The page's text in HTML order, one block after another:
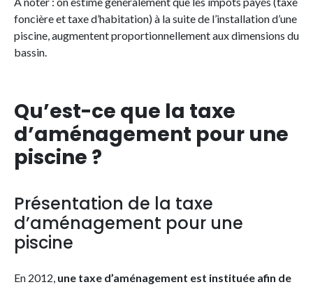
foncière et taxe d’habitation) à la suite de l’installation d’une
piscine, augmentent proportionnellement aux dimensions du
bassin.
Qu’est-ce que la taxe
d’aménagement pour une
piscine ?
Présentation de la taxe
d’aménagement pour une
piscine
En 2012, une taxe d’aménagement est instituée afin de